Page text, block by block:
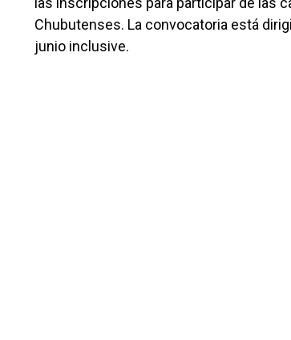
Chubutenses. La convocatoria está
junio inclusive.